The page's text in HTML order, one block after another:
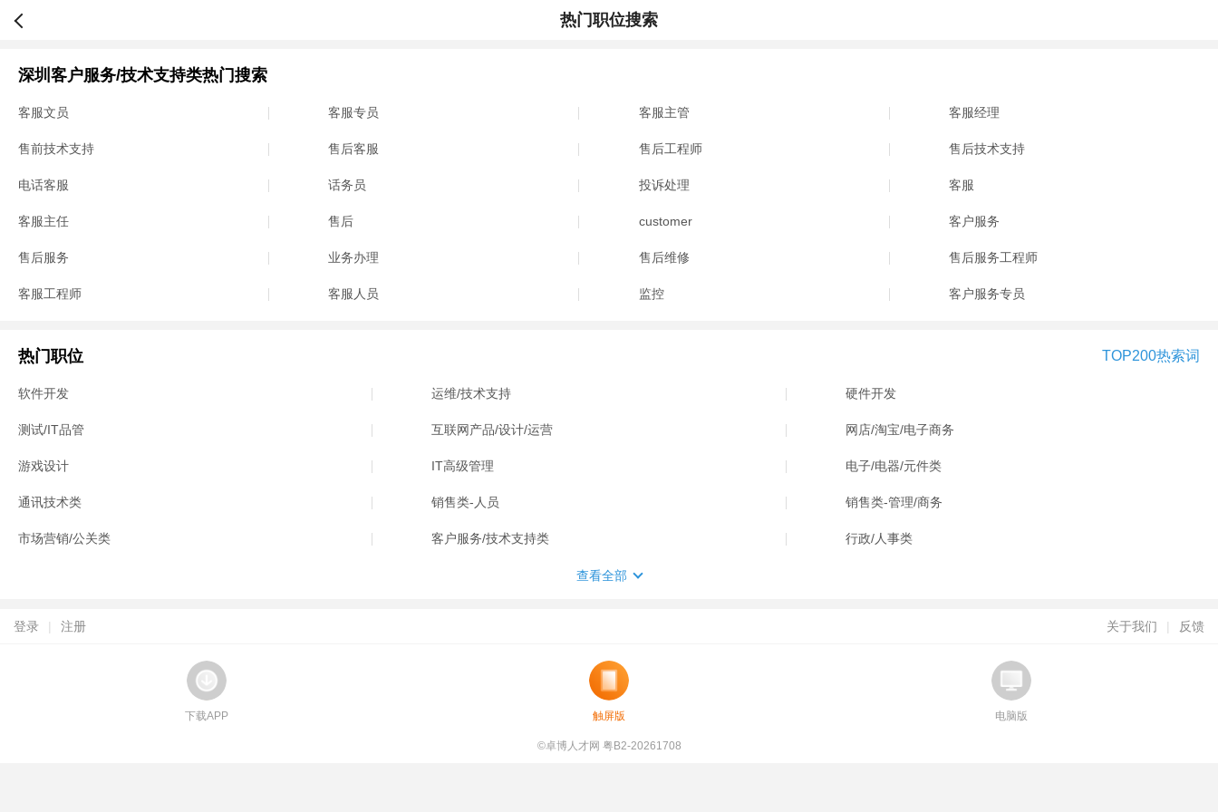
热门职位搜索
深圳客户服务/技术支持类热门搜索
客服文员 客服专员 客服主管 客服经理
售前技术支持 售后客服 售后工程师 售后技术支持
电话客服 话务员 投诉处理 客服
客服主任 售后 customer 客户服务
售后服务 业务办理 售后维修 售后服务工程师
客服工程师 客服人员 监控 客户服务专员
热门职位 TOP200热索词
软件开发 运维/技术支持 硬件开发
测试/IT品管 互联网产品/设计/运营 网店/淘宝/电子商务
游戏设计 IT高级管理 电子/电器/元件类
通讯技术类 销售类-人员 销售类-管理/商务
市场营销/公关类 客户服务/技术支持类 行政/人事类
查看全部
登录 | 注册 关于我们 | 反馈
下载APP 触屏版 电脑版
©卓博人才网 粤B2-20261708